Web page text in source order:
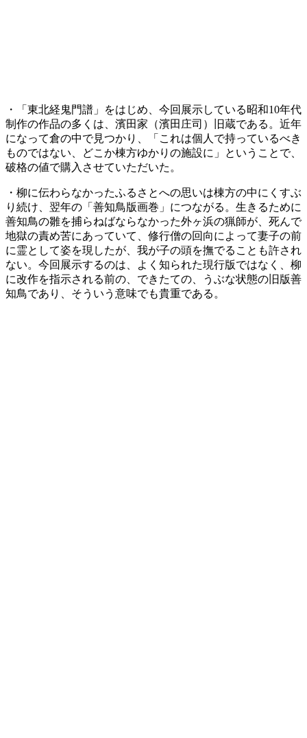
・「東北経鬼門譜」をはじめ、今回展示している昭和10年代
制作の作品の多くは、濱田家（濱田庄司）旧蔵である。近年
になって倉の中で見つかり、「これは個人で持っているべき
ものではない、どこか棟方ゆかりの施設に」ということで、
破格の値で購入させていただいた。
・柳に伝わらなかったふるさとへの思いは棟方の中にくすぶ
り続け、翌年の「善知鳥版画巻」につながる。生きるために
善知鳥の雛を捕らねばならなかった外ヶ浜の猟師が、死んで
地獄の責め苦にあっていて、修行僧の回向によって妻子の前
に霊として姿を現したが、我が子の頭を撫でることも許され
ない。今回展示するのは、よく知られた現行版ではなく、柳
に改作を指示される前の、できたての、うぶな状態の旧版善
知鳥であり、そういう意味でも貴重である。